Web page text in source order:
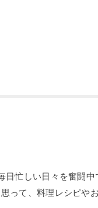
忙しい日々を奮闘中
って、料理レシピや